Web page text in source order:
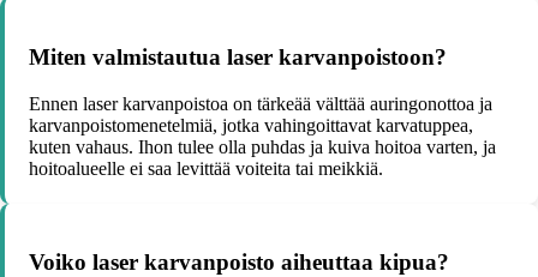
Miten valmistautua laser karvanpoistoon?
Ennen laser karvanpoistoa on tärkeää välttää auringonottoa ja
karvanpoistomenetelmiä, jotka vahingoittavat karvatuppea,
kuten vahaus. Ihon tulee olla puhdas ja kuiva hoitoa varten, ja
hoitoalueelle ei saa levittää voiteita tai meikkiä.
Voiko laser karvanpoisto aiheuttaa kipua?